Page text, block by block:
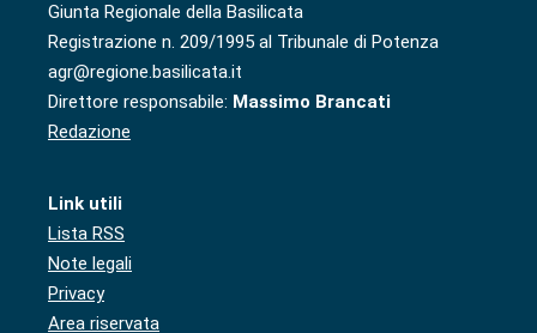
Giunta Regionale della Basilicata
Registrazione n. 209/1995 al Tribunale di Potenza
agr@regione.basilicata.it
Direttore responsabile: Massimo Brancati
Redazione
Link utili
Lista RSS
Note legali
Privacy
Area riservata